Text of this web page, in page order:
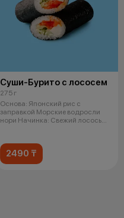
Суши-Бурито с лососем
275 г
Основа: Японский рис с
заправкой Морские водросли
нори Начинка: Свежий лосось
2490 ₸